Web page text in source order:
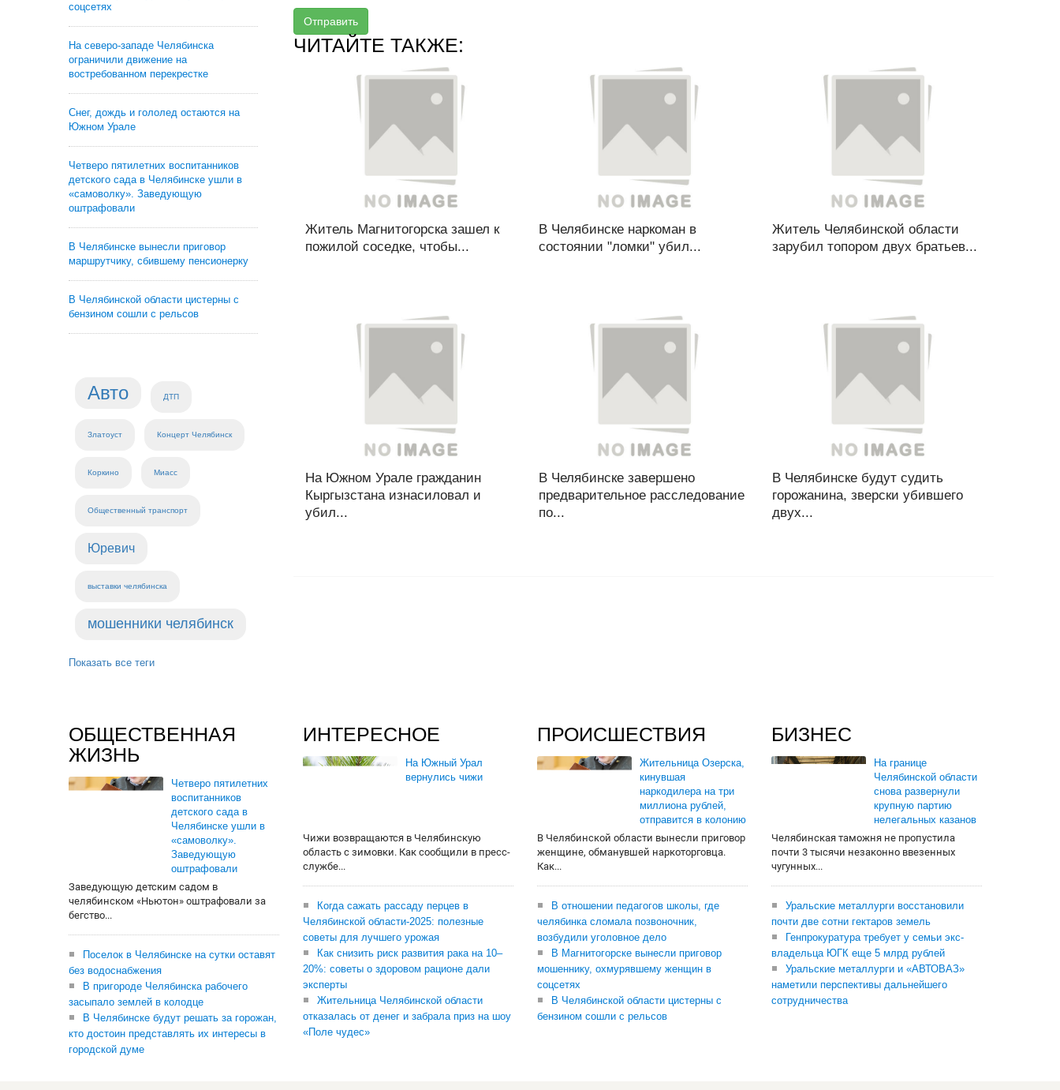
соцсетях
На северо-западе Челябинска
ограничили движение на
востребованном перекрестке
Снег, дождь и гололед остаются на
Южном Урале
Четверо пятилетних воспитанников
детского сада в Челябинске ушли в
«самоволку». Заведующую
оштрафовали
В Челябинске вынесли приговор
маршрутчику, сбившему пенсионерку
В Челябинской области цистерны с
бензином сошли с рельсов
Авто ДТП
Златоуст Концерт Челябинск
Коркино Миасс
Общественный транспорт
Юревич
выставки челябинска
мошенники челябинск
Показать все теги
Отправить
ЧИТАЙТЕ ТАКЖЕ:
Житель Магнитогорска зашел к
пожилой соседке, чтобы...
В Челябинске наркоман в
состоянии "ломки" убил...
Житель Челябинской области
зарубил топором двух братьев...
На Южном Урале гражданин
Кыргызстана изнасиловал и
убил...
В Челябинске завершено
предварительное расследование
по...
В Челябинске будут судить
горожанина, зверски убившего
двух...
ОБЩЕСТВЕННАЯ
ЖИЗНЬ
Четверо пятилетних
воспитанников
детского сада в
Челябинске ушли в
«самоволку».
Заведующую
оштрафовали
Заведующую детским садом в
челябинском «Ньютон» оштрафовали за
бегство...
Поселок в Челябинске на сутки оставят
без водоснабжения
В пригороде Челябинска рабочего
засыпало землей в колодце
В Челябинске будут решать за горожан,
кто достоин представлять их интересы в
городской думе
ИНТЕРЕСНОЕ
На Южный Урал
вернулись чижи
Чижи возвращаются в Челябинскую
область с зимовки. Как сообщили в пресс-
службе...
Когда сажать рассаду перцев в
Челябинской области-2025: полезные
советы для лучшего урожая
Как снизить риск развития рака на 10–
20%: советы о здоровом рационе дали
эксперты
Жительница Челябинской области
отказалась от денег и забрала приз на шоу
«Поле чудес»
ПРОИСШЕСТВИЯ
Жительница Озерска,
кинувшая
наркодилера на три
миллиона рублей,
отправится в колонию
В Челябинской области вынесли приговор
женщине, обманувшей наркоторговца.
Как...
В отношении педагогов школы, где
челябинка сломала позвоночник,
возбудили уголовное дело
В Магнитогорске вынесли приговор
мошеннику, охмурявшему женщин в
соцсетях
В Челябинской области цистерны с
бензином сошли с рельсов
БИЗНЕС
На границе
Челябинской области
снова развернули
крупную партию
нелегальных казанов
Челябинская таможня не пропустила
почти 3 тысячи незаконно ввезенных
чугунных...
Уральские металлурги восстановили
почти две сотни гектаров земель
Генпрокуратура требует у семьи экс-
владельца ЮГК еще 5 млрд рублей
Уральские металлурги и «АВТОВАЗ»
наметили перспективы дальнейшего
сотрудничества